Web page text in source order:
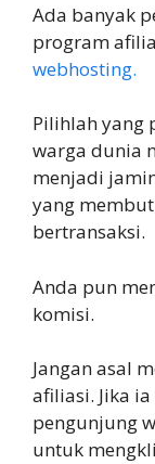
Ada banyak
program
webhosting.
Pilihlah yang
warga dunia
menjadi
yang
bertransaksi.
Anda pun
komisi.
Jangan asal
afiliasi. Jika
pengunjung
untuk